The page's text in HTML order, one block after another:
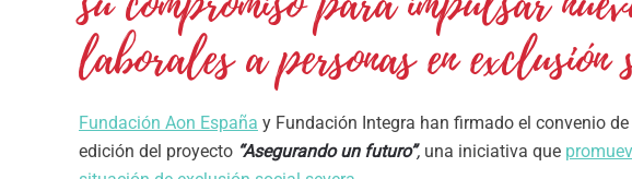
laborales a personas en exclusión
Fundación Aon España y Fundación Integra han firmado el convenio
edición del proyecto “Asegurando un futuro”, una iniciativa que